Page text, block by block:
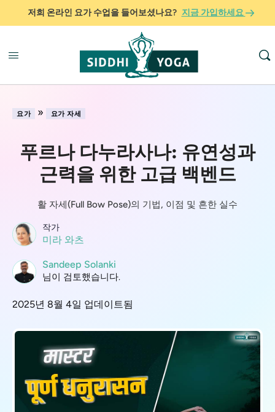
저희 온라인 요가 수업을 들어보셨나요? 지금 가입하세요
요가 » 요가 자세
푸르나 다누라사나: 유연성과
근력을 위한 고급 백벤드
활 자세(Full Bow Pose)의 기법, 이점 및 흔한 실수
작가
미라 와츠
Sandeep Solanki
님이 검토했습니다.
2025년 8월 4일 업데이트됨